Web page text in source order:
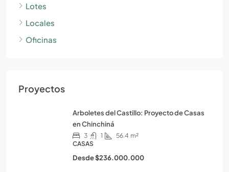
Lotes
Locales
Oficinas
Proyectos
Arboletes del Castillo: Proyecto de Casas
en Chinchiná
3 1 56.4 m²
CASAS
Desde$236.000.000